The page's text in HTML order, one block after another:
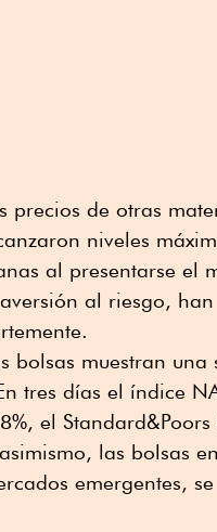
precios de otras
niveles
al presentarse el
al riesgo, han
bolsas muestran una
tres días el índice
el
las bolsas
emergentes, se